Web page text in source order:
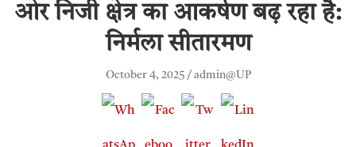
ओर निजी क्षेत्र का आकर्षण बढ़ रहा है:
निर्मला सीतारमण
October 4, 2025 admin@UP